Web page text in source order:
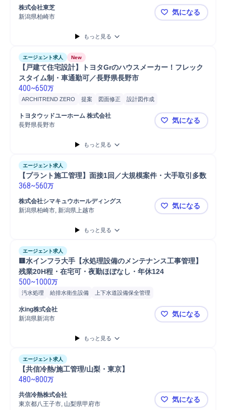
主任/リーダー
主任技術者
施工管理
株式会社東芝
新潟県柏崎市
【株式会社
気になる
もっと見る
エージェント求人 New
【戸建て住宅設計】トヨタGrのハウスメーカー！フレック
スタイム制・車通勤可／長野県長野市
400~650万
ARCHITREND ZERO 提案 図面修正
設計図作成
木造2x4工法設計
木造在来工法意匠設計
トヨタウッドユーホーム 株式会社
長野県長野市
【戸建て住
気になる
もっと見る
エージェント求人
【プラント施工管理】面接1回／大規模案件・大手取引多数
368~560万
株式会社シマキュウホールディングス
新潟県柏崎市, 新潟県上越市
【プラント
気になる
もっと見る
エージェント求人
🟨水インフラ大手【水処理設備のメンテナンス工事管理】
残業20H程・在宅可・夜勤ほぼなし・年休124
500~1000万
汚水処理 給排水衛生設備
上下水道設備保全管理
水処理プラント施工管理
下水汚泥処理
上下水道
給排水衛生設備施工管理
水処理プラント
主任技術者
水ing株式会社
新潟県新潟市
🟨水インフ
気になる
もっと見る
エージェント求人
【共信冷熱/施工管理/山梨・東京】
480~800万
共信冷熱株式会社
東京都八王子市, 山梨県甲府市
【共信冷熱/
気になる